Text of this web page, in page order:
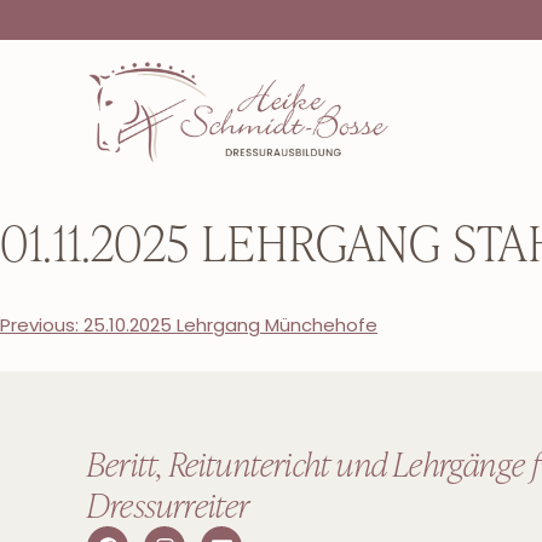
01.11.2025 LEHRGANG
Previous: 25.10.2025 Lehrgang Münchehofe
Beritt, Reituntericht und Lehrgänge
Dressurreiter